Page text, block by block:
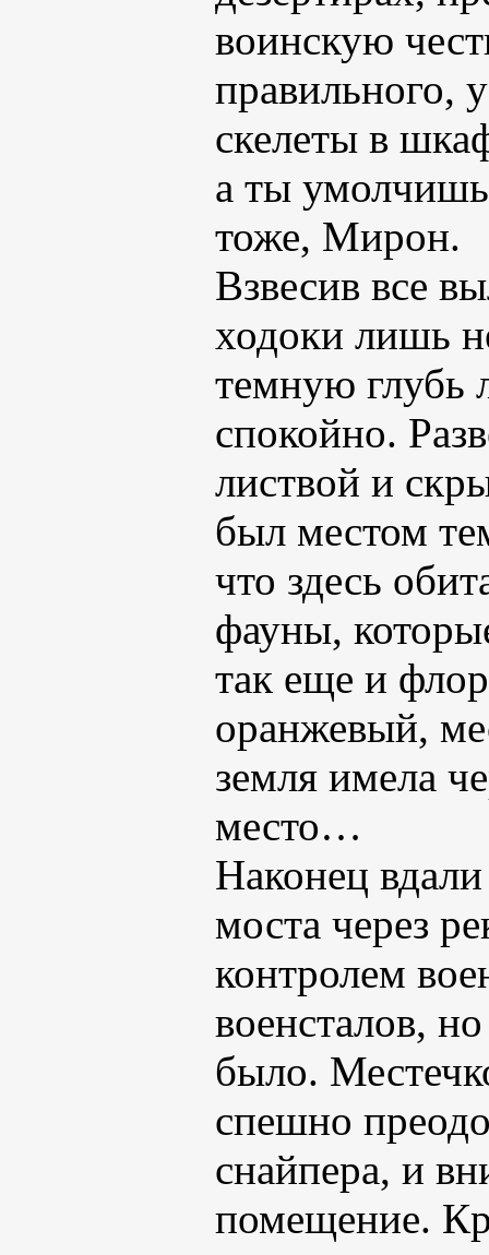
воинскую
правильного,
скелеты в
а ты
тоже, Мирон.
Взвесив все
ходоки лишь
темную глубь
спокойно.
листвой и
был местом
что здесь
фауны,
так еще и
оранжевый,
земля имела
место…
Наконец
моста через
контролем
военсталов,
было.
спешно
снайпера, и
помещение.